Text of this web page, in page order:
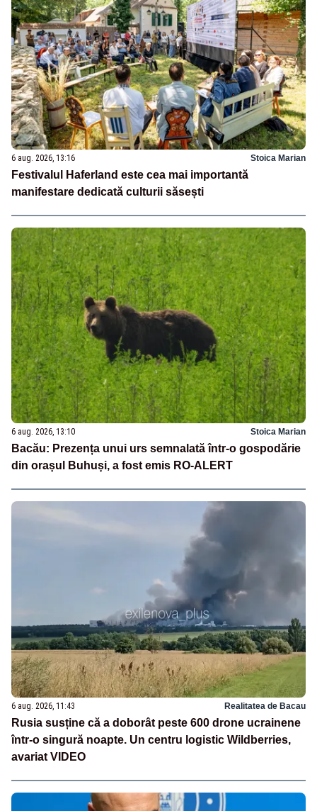
6 aug. 2026, 13:16 Stoica Marian
Festivalul Haferland este cea mai importantă
manifestare dedicată culturii săsești
6 aug. 2026, 13:10 Stoica Marian
Bacău: Prezența unui urs semnalată într-o gospodărie
din orașul Buhuși, a fost emis RO-ALERT
6 aug. 2026, 11:43 Realitatea de Bacau
Rusia susține că a doborât peste 600 drone ucrainene
într-o singură noapte. Un centru logistic Wildberries,
avariat VIDEO